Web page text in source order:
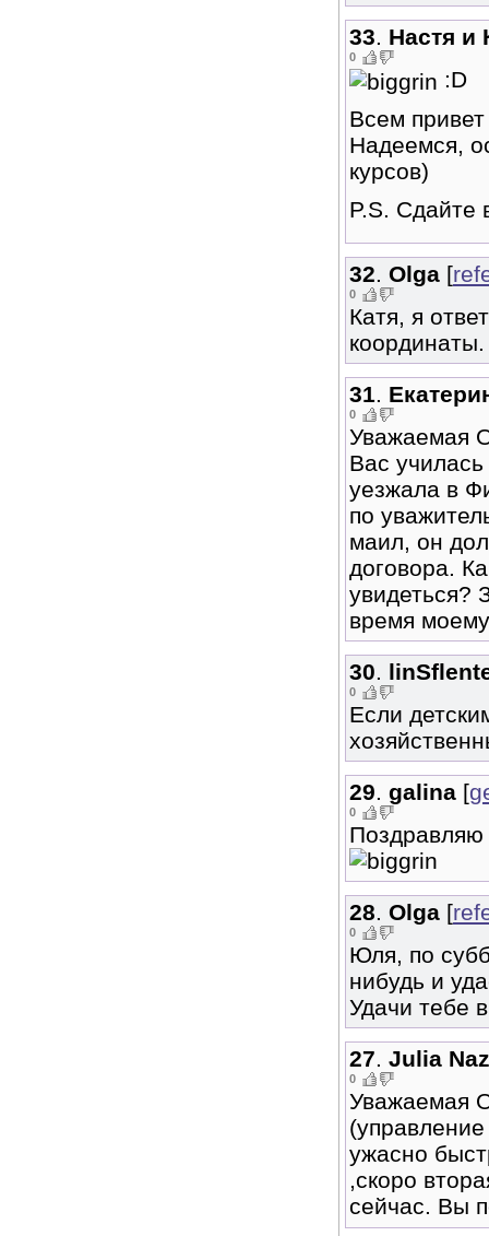
33. Настя и
0
:D
Всем
Надеемся,
курсов)
P.S. Сдайте
32. Olga [
0
Катя, я
31.
0
Уважаемая
Вас училась
уезжала в
по
маил, он
договора.
увидеться?
время
30.
0
Если
29. galina [
0
Поздравляю
28. Olga [
0
Юля, по
нибудь и
Удачи тебе
27. Julia
0
Уважаемая
ужасно
,скоро
сейчас. Вы